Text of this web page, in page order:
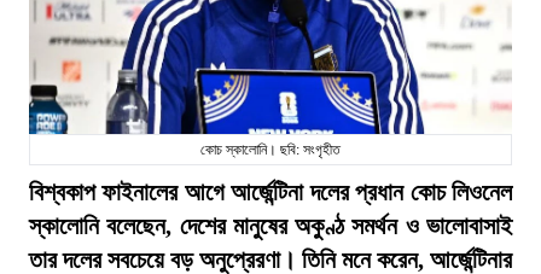
কোচ স্কালোনি। ছবি: সংগৃহীত
বিশ্বকাপ ফাইনালের আগে আর্জেন্টিনা দলের প্রধান কোচ লিওনেল
স্কালোনি বলেছেন, দেশের মানুষের অকুণ্ঠ সমর্থন ও ভালোবাসাই
তার দলের সবচেয়ে বড় অনুপ্রেরণা। তিনি মনে করেন, আর্জেন্টিনার